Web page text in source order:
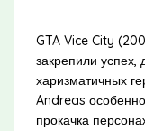
GTA Vice City
закрепили успех,
харизматичных
Andreas
прокачка